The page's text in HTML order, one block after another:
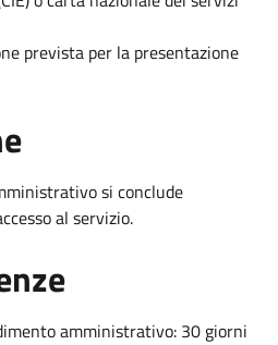
prevista per la presentazione
si conclude
al servizio.
amministrativo: 30 giorni